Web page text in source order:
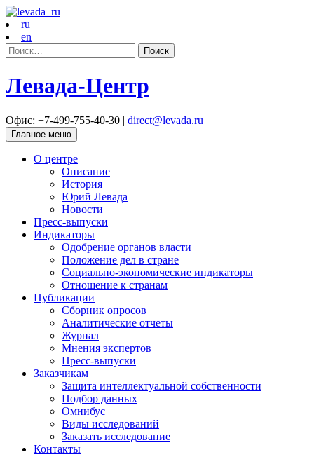
ru
en
Найти:
Левада-Центр
Офис: +7-499-755-40-30 | direct@levada.ru
Главное меню
О центре
Описание
История
Юрий Левада
Новости
Пресс-выпуски
Индикаторы
Одобрение органов власти
Положение дел в стране
Социально-экономические индикаторы
Отношение к странам
Публикации
Сборник опросов
Аналитические отчеты
Журнал
Мнения экспертов
Пресс-выпуски
Заказчикам
Защита интеллектуальной собственности
Подбор данных
Омнибус
Виды исследований
Заказать исследование
Контакты